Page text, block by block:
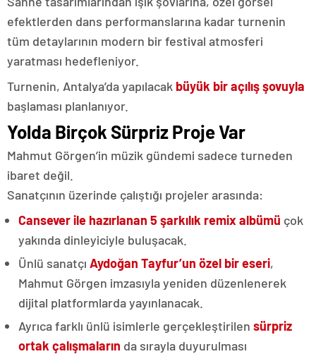
efektlerden dans performanslarına kadar turnenin
tüm detaylarının modern bir festival atmosferi
yaratması hedefleniyor.
Turnenin, Antalya’da yapılacak büyük bir açılış şovuyla
başlaması planlanıyor.
Yolda Birçok Sürpriz Proje Var
Mahmut Görgen’in müzik gündemi sadece turneden
ibaret değil.
Sanatçının üzerinde çalıştığı projeler arasında:
Cansever ile hazırlanan 5 şarkılık remix albümü çok
yakında dinleyiciyle buluşacak.
Ünlü sanatçı Aydoğan Tayfur’un özel bir eseri,
Mahmut Görgen imzasıyla yeniden düzenlenerek
dijital platformlarda yayınlanacak.
Ayrıca farklı ünlü isimlerle gerçekleştirilen sürpriz
ortak çalışmaların da sırayla duyurulması